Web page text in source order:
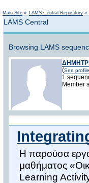
Main Site » LAMS Central Repository »
LAMS Central
Browsing LAMS
(See profile
1
Member
Η παρούσα
μαθήματος
Learning